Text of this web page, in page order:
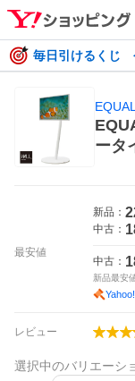
毎日引けるくじ
ータ
最安値
新品：
中古：
中古：
新品最安
レビュー
選択中のバリエーシ